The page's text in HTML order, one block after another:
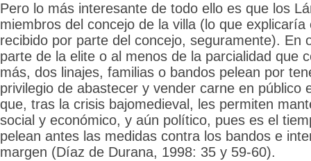
Pero lo más interesante de todo ello es que los
miembros del concejo de la villa (lo que explicaría
recibido por parte del concejo, seguramente). En
parte de la elite o al menos de la parcialidad que
más, dos linajes, familias o bandos pelean por
privilegio de abastecer y vender carne en público
que, tras la crisis bajomedieval, les permiten
social y económico, y aún político, pues es el
pelean antes las medidas contra los bandos e
margen (Díaz de Durana, 1998: 35 y 59-60).